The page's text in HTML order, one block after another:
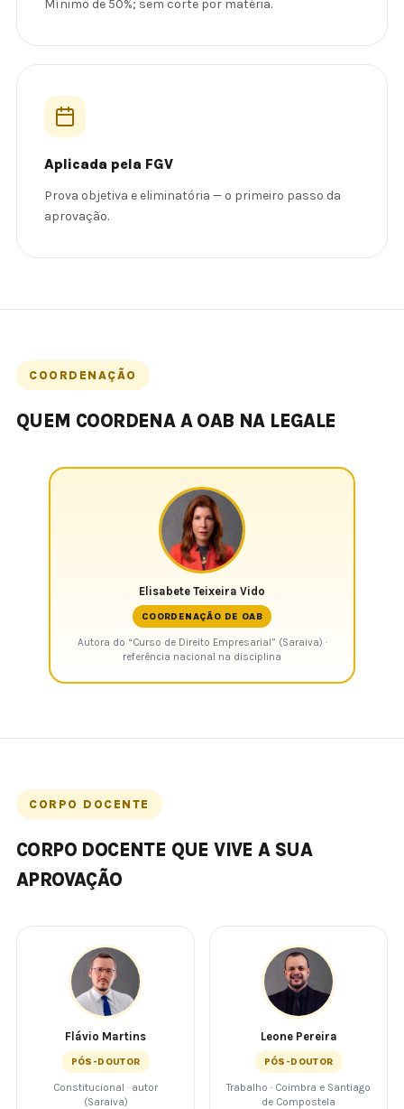
Mínimo de 50%; sem corte por matéria.
Aplicada pela FGV
Prova objetiva e eliminatória — o primeiro passo da
aprovação.
COORDENAÇÃO
QUEM COORDENA A OAB NA LEGALE
Elisabete Teixeira Vido
COORDENAÇÃO DE OAB
Autora do “Curso de Direito Empresarial” (Saraiva) ·
referência nacional na disciplina
CORPO DOCENTE
CORPO DOCENTE QUE VIVE A SUA
APROVAÇÃO
Flávio Martins
PÓS-DOUTOR
Constitucional · autor
(Saraiva)
Leone Pereira
PÓS-DOUTOR
Trabalho · Coimbra e Santiago
de Compostela